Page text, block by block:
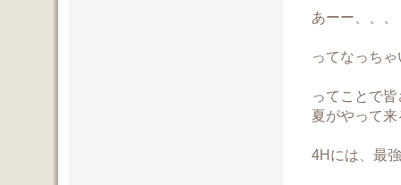
あーー、、、
ってなっち
ってことで
夏がやって
4Hには、最